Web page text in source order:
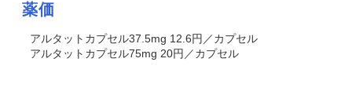
薬価
アルタットカプセル37.5mg 12.6円／カプセル
アルタットカプセル75mg 20円／カプセル